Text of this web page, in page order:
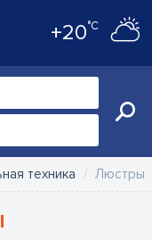
+20°C
техника Люстры